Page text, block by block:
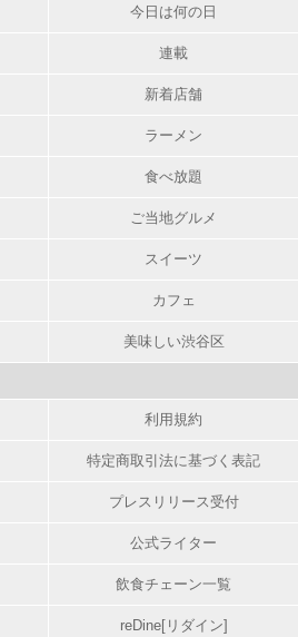
今日は何の日
連載
新着店舗
ラーメン
食べ放題
ご当地グルメ
スイーツ
カフェ
美味しい渋谷区
利用規約
特定商取引法に基づく表記
プレスリリース受付
公式ライター
飲食チェーン一覧
reDine[リダイン]